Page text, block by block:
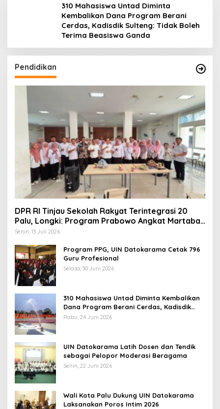
310 Mahasiswa Untad Diminta
Kembalikan Dana Program Berani
Cerdas, Kadisdik Sulteng: Tidak Boleh
Terima Beasiswa Ganda
Pendidikan
DPR RI Tinjau Sekolah Rakyat Terintegrasi 20
Palu, Longki: Program Prabowo Angkat Martabat
Anak Miskin
Senin, 13 Juli 2026
Program PPG, UIN Datokarama Cetak 796
Guru Profesional
Selasa, 30 Juni 2026
310 Mahasiswa Untad Diminta Kembalikan
Dana Program Berani Cerdas, Kadisdik
Sulteng: Tidak Boleh Terima Beasiswa
Rabu, 24 Juni 2026
UIN Datokarama Latih Dosen dan Tendik
sebagai Pelopor Moderasi Beragama
Senin, 22 Juni 2026
Wali Kota Palu Dukung UIN Datokarama
Laksanakan Poros Intim 2026